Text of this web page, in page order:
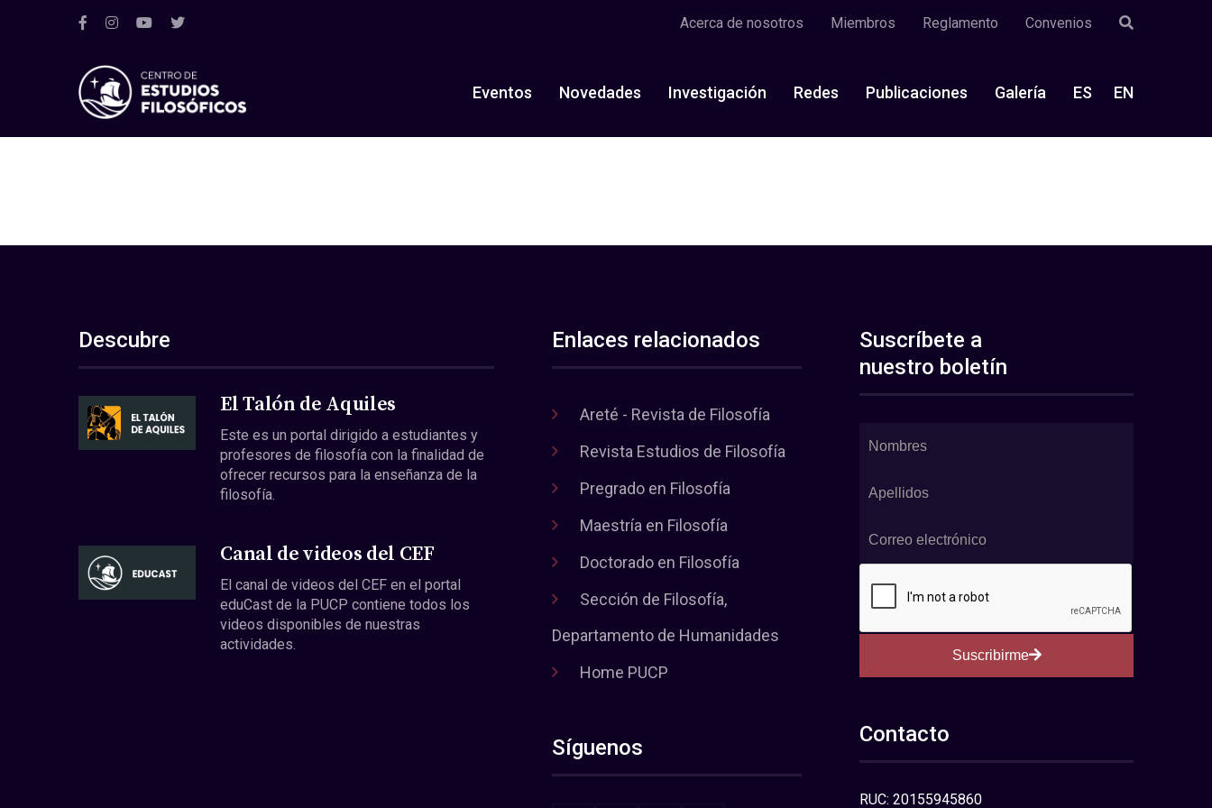
Acerca de nosotros Miembros Reglamento Convenios
Eventos Novedades Investigación Redes Publicaciones Galería ES EN
Descubre
El Talón de Aquiles
Este es un portal dirigido a estudiantes y
profesores de filosofía con la finalidad de
ofrecer recursos para la enseñanza de la
filosofía.
Canal de videos del CEF
El canal de videos del CEF en el portal
eduCast de la PUCP contiene todos los
videos disponibles de nuestras
actividades.
Enlaces relacionados
Areté - Revista de Filosofía
Revista Estudios de Filosofía
Pregrado en Filosofía
Maestría en Filosofía
Doctorado en Filosofía
Sección de Filosofía,
Departamento de Humanidades
Home PUCP
Síguenos
Suscríbete a
nuestro boletín
Suscribirme
Contacto
RUC: 20155945860